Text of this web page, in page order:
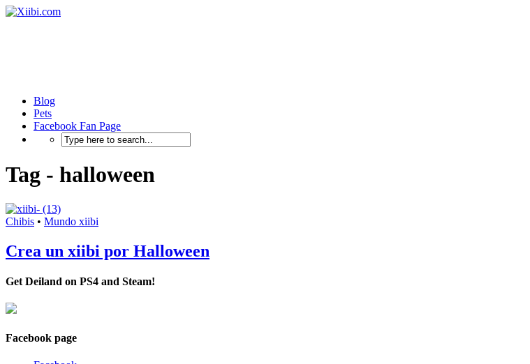
Blog
Pets
Facebook Fan Page
Tag - halloween
Chibis • Mundo xiibi
Crea un xiibi por Halloween
Get Deiland on PS4 and Steam!
Facebook page